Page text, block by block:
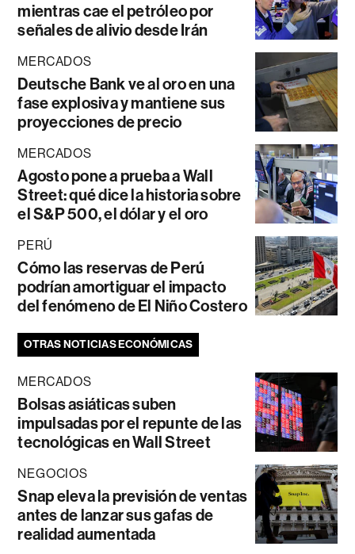
mientras cae el petróleo por
señales de alivio desde Irán
MERCADOS
Deutsche Bank ve al oro en una
fase explosiva y mantiene sus
proyecciones de precio
MERCADOS
Agosto pone a prueba a Wall
Street: qué dice la historia sobre
el S&P 500, el dólar y el oro
PERÚ
Cómo las reservas de Perú
podrían amortiguar el impacto
del fenómeno de El Niño Costero
OTRAS NOTICIAS ECONÓMICAS
MERCADOS
Bolsas asiáticas suben
impulsadas por el repunte de las
tecnológicas en Wall Street
NEGOCIOS
Snap eleva la previsión de ventas
antes de lanzar sus gafas de
realidad aumentada